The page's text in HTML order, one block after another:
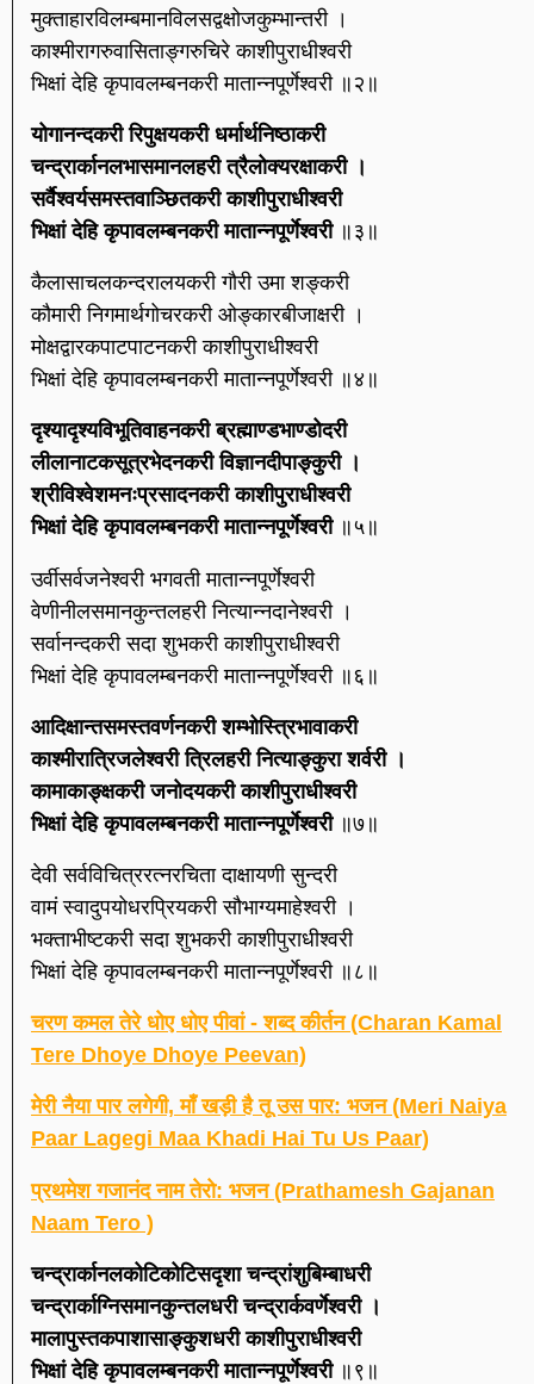
मुक्ताहारविलम्बमानविलसद्वक्षोजकुम्भान्तरी ।
काश्मीरागरुवासिताङ्गरुचिरे काशीपुराधीश्वरी
भिक्षां देहि कृपावलम्बनकरी मातान्नपूर्णेश्वरी ॥२॥
योगानन्दकरी रिपुक्षयकरी धर्मार्थनिष्ठाकरी
चन्द्रार्कानलभासमानलहरी त्रैलोक्यरक्षाकरी ।
सर्वैश्वर्यसमस्तवाञ्छितकरी काशीपुराधीश्वरी
भिक्षां देहि कृपावलम्बनकरी मातान्नपूर्णेश्वरी॥३॥
कैलासाचलकन्दरालयकरी गौरी उमा शङ्करी
कौमारी निगमार्थगोचरकरी ओङ्कारबीजाक्षरी ।
मोक्षद्वारकपाटपाटनकरी काशीपुराधीश्वरी
भिक्षां देहि कृपावलम्बनकरी मातान्नपूर्णेश्वरी ॥४॥
दृश्यादृश्यविभूतिवाहनकरी ब्रह्माण्डभाण्डोदरी
लीलानाटकसूत्रभेदनकरी विज्ञानदीपाङ्कुरी ।
श्रीविश्वेशमनःप्रसादनकरी काशीपुराधीश्वरी
भिक्षां देहि कृपावलम्बनकरी मातान्नपूर्णेश्वरी॥५॥
उर्वीसर्वजनेश्वरी भगवती मातान्नपूर्णेश्वरी
वेणीनीलसमानकुन्तलहरी नित्यान्नदानेश्वरी ।
सर्वानन्दकरी सदा शुभकरी काशीपुराधीश्वरी
भिक्षां देहि कृपावलम्बनकरी मातान्नपूर्णेश्वरी ॥६॥
आदिक्षान्तसमस्तवर्णनकरी शम्भोस्त्रिभावाकरी
काश्मीरात्रिजलेश्वरी त्रिलहरी नित्याङ्कुरा शर्वरी ।
कामाकाङ्क्षकरी जनोदयकरी काशीपुराधीश्वरी
भिक्षां देहि कृपावलम्बनकरी मातान्नपूर्णेश्वरी॥७॥
देवी सर्वविचित्ररत्नरचिता दाक्षायणी सुन्दरी
वामं स्वादुपयोधरप्रियकरी सौभाग्यमाहेश्वरी ।
भक्ताभीष्टकरी सदा शुभकरी काशीपुराधीश्वरी
भिक्षां देहि कृपावलम्बनकरी मातान्नपूर्णेश्वरी ॥८॥
चरण कमल तेरे धोए धोए पीवां - शब्द कीर्तन (Charan Kamal
Tere Dhoye Dhoye Peevan)
मेरी नैया पार लगेगी, माँ खड़ी है तू उस पार: भजन (Meri Naiya
Paar Lagegi Maa Khadi Hai Tu Us Paar)
प्रथमेश गजानंद नाम तेरो: भजन (Prathamesh Gajanan
Naam Tero )
चन्द्रार्कानलकोटिकोटिसदृशा चन्द्रांशुबिम्बाधरी
चन्द्रार्काग्निसमानकुन्तलधरी चन्द्रार्कवर्णेश्वरी ।
मालापुस्तकपाशासाङ्कुशधरी काशीपुराधीश्वरी
भिक्षां देहि कृपावलम्बनकरी मातान्नपूर्णेश्वरी॥९॥